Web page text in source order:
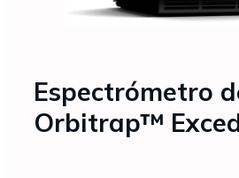
Espectrómetro
Orbitrap™